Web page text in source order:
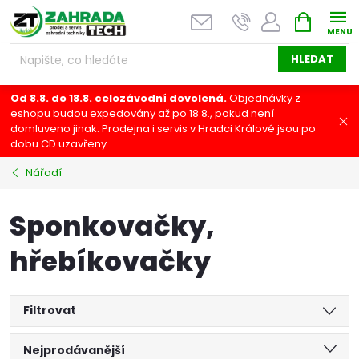
Přejít
na
obsah
HLEDAT
NÁKUPNÍ
KOŠÍK
Od 8.8. do 18.8. celozávodní dovolená.Objednávky z
eshopu budou expedovány až po 18.8., pokud není
domluveno jinak. Prodejna i servis v Hradci Králové jsou po
dobu CD uzavřeny.
Nářadí
Sponkovačky,
hřebíkovačky
Filtrovat
Nejprodávanější